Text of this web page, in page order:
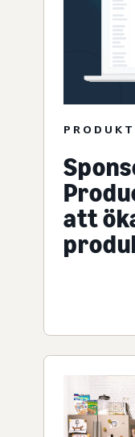
PRODUKT
att